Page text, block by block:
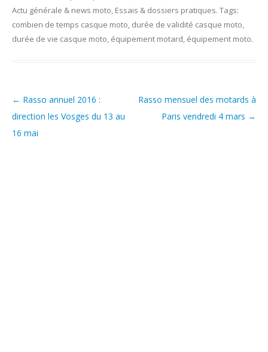
Actu générale & news moto, Essais & dossiers pratiques. Tags:
combien de temps casque moto, durée de validité casque moto,
durée de vie casque moto, équipement motard, équipement moto.
Post navigation
← Rasso annuel 2016 :
direction les Vosges du 13 au
16 mai
Rasso mensuel des motards à
Paris vendredi 4 mars →